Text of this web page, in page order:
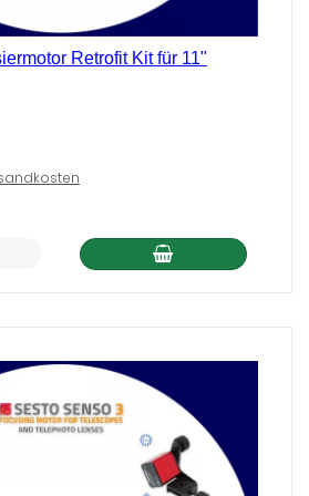
Retrofit Kit für 11"